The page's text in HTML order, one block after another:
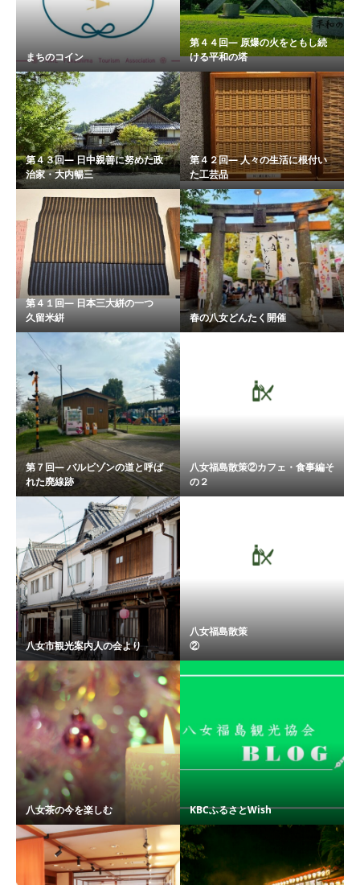
まちのコイン
第４４回― 原爆の火をともし続
ける平和の塔
第４３回― 日中親善に努めた政
治家・大内暢三
第４２回― 人々の生活に根付い
た工芸品
第４１回― 日本三大絣の一つ
久留米絣
春の八女どんたく開催
第７回― バルビゾンの道と呼ば
れた廃線跡
八女福島散策②カフェ・食事編そ
の２
八女市観光案内人の会より
八女福島散策
②
八女茶の今を楽しむ KBCふるさとWish